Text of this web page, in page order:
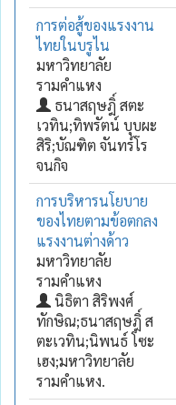
การต่อสู้ของแรงงาน
ไทยในบรูไน
มหาวิทยาลัย
รามคำแหง
ธนาสฤษฎิ์ สตะ
เวทิน;ทิพรัตน์ บุบผะ
สิริ;บัณฑิต จันทร์โร
จนกิจ
การบริหารนโยบาย
ของไทยตามข้อตกลง
แรงงานต่างด้าว
มหาวิทยาลัย
รามคำแหง
นิธิตา สิริพงศ์
ทักษิณ;ธนาสฤษฎิ์ ส
ตะเวทิน;นิพนธ์ โซะ
เฮง;มหาวิทยาลัย
รามคำแหง.